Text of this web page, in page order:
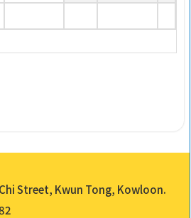
Street, Kwun Tong, Kowloon.